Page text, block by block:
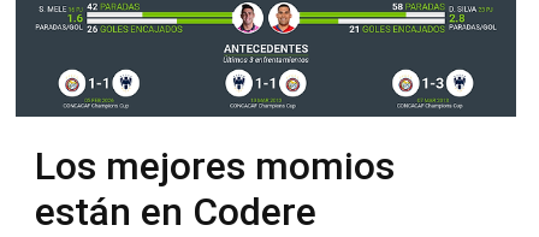
Los mejores momios
están en Codere